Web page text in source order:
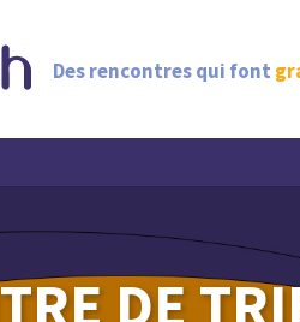
Des rencontres qui font
DE